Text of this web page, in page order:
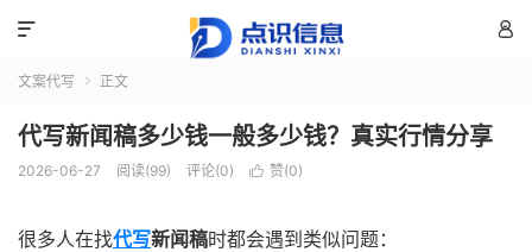


文案代写  正文
代写新闻稿多少钱一般多少钱？真实行情分享
2026-06-27 阅读(99) 评论(0)  赞(0)
很多人在找代写新闻稿时都会遇到类似问题：